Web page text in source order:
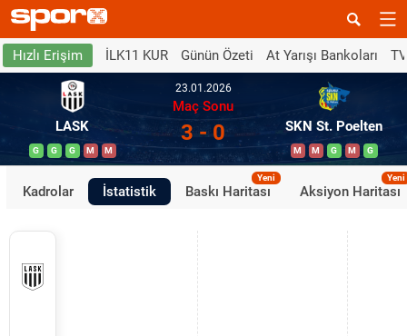
Hızlı Erişim İLK11 KUR Günün Özeti At Yarışı Bankoları
LASK
G G G M M
23.01.2026
Maç Sonu
3 - 0 SKN St. Poelten
M M G M G
Kadrolar İstatistik Baskı Haritası
Yeni
Aksiyon Haritası
Yeni